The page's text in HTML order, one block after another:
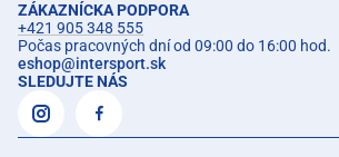
ZÁKAZNÍCKA PODPORA
+421 905 348 555
Počas pracovných dní od 09:00 do 16:00 hod.
eshop@intersport.sk
SLEDUJTE NÁS